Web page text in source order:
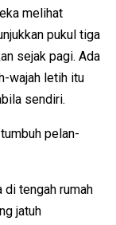
melihat
pukul tiga
sejak pagi. Ada
wajah letih itu
sendiri.
pelan-
di tengah rumah
jatuh